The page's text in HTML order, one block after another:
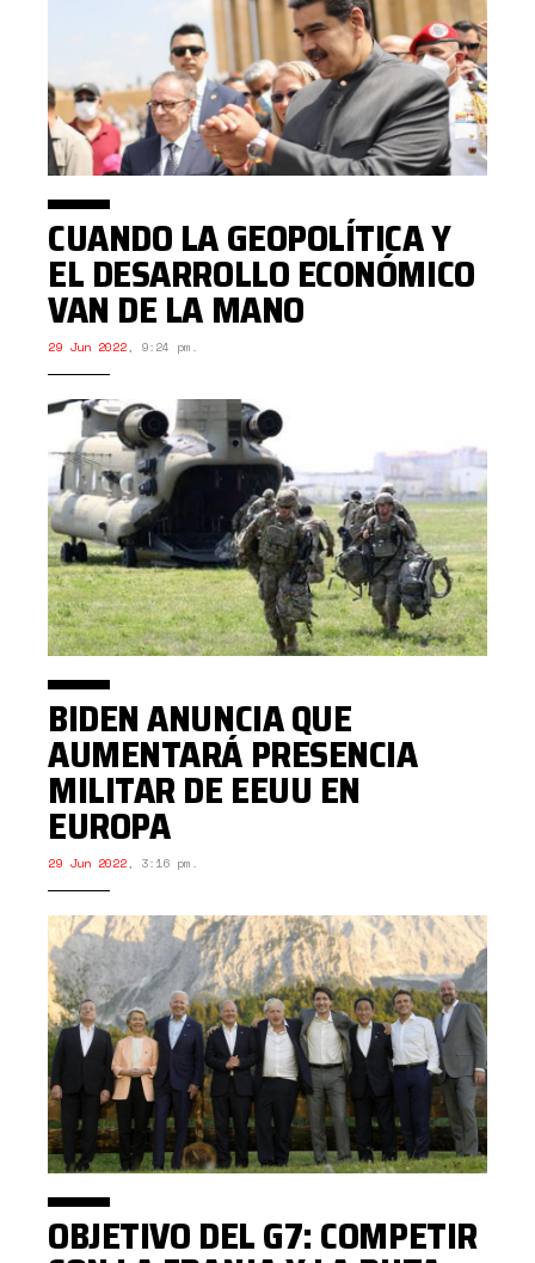
CUANDO LA GEOPOLÍTICA Y
EL DESARROLLO ECONÓMICO
VAN DE LA MANO
29 Jun 2022, 9:24 pm.
BIDEN ANUNCIA QUE
AUMENTARÁ PRESENCIA
MILITAR DE EEUU EN
EUROPA
29 Jun 2022, 3:16 pm.
OBJETIVO DEL G7: COMPETIR